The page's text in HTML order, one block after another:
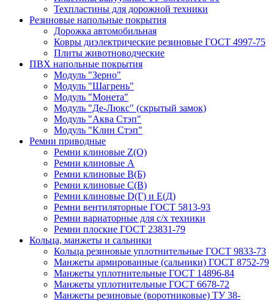
Техпластины для дорожной техники
Резиновые напольные покрытия
Дорожка автомобильная
Ковры диэлектрические резиновые ГОСТ 4997-75
Плиты животноводческие
ПВХ напольные покрытия
Модуль "Зерно"
Модуль "Шагрень"
Модуль "Монета"
Модуль "Де-Люкс" (скрытый замок)
Модуль "Аква Стэп"
Модуль "Клин Стэп"
Ремни приводные
Ремни клиновые Z(О)
Ремни клиновые А
Ремни клиновые В(Б)
Ремни клиновые С(В)
Ремни клиновые D(Г) и Е(Д)
Ремни вентиляторные ГОСТ 5813-93
Ремни вариаторные для с/х техники
Ремни плоские ГОСТ 23831-79
Кольца, манжеты и сальники
Кольца резиновые уплотнительные ГОСТ 9833-73
Манжеты армированные (сальники) ГОСТ 8752-79
Манжеты уплотнительные ГОСТ 14896-84
Манжеты уплотнительные ГОСТ 6678-72
Манжеты резиновые (воротниковые) ТУ 38-